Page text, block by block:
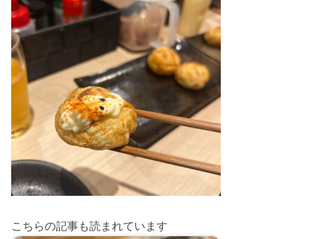
こちらの記事も読まれています